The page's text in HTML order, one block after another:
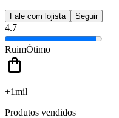
Fale com lojista Seguir
4.7
RuimÓtimo
+1mil
Produtos vendidos